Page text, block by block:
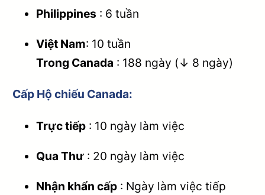
Philippines : 6 tuần
Việt Nam: 10 tuần
Trong Canada : 188 ngày (↓ 8 ngày)
Cấp Hộ chiếu Canada:
Trực tiếp : 10 ngày làm việc
Qua Thư : 20 ngày làm việc
Nhận khẩn cấp : Ngày làm việc tiếp